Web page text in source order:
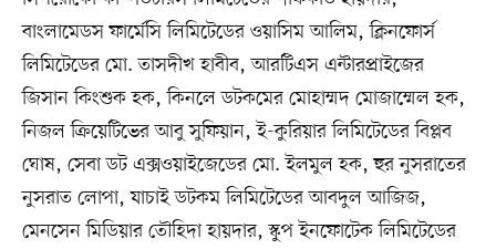
বাংলামেডস ফার্মেসি লিমিটেডের ওয়াসিম আলিম, ক্লিনফোর্স
লিমিটেডের মো. তাসদীখ হাবীব, আরটিএস এন্টারপ্রাইজের
জিসান কিংশুক হক, কিনলে ডটকমের মোহাম্মদ মোজাম্মেল হক,
নিজল ক্রিয়েটিভের আবু সুফিয়ান, ই-কুরিয়ার লিমিটেডের বিপ্লব
ঘোষ, সেবা ডট এক্সওয়াইজেডের মো. ইলমুল হক, হুর নুসরাতের
নুসরাত লোপা, যাচাই ডটকম লিমিটেডের আবদুল আজিজ,
মেনসেন মিডিয়ার তৌহিদা হায়দার, স্কুপ ইনফোটেক লিমিটেডের